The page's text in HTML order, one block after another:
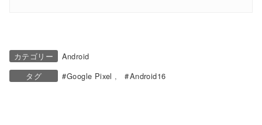
カテゴリー
Android
タグ
Google Pixel Android16